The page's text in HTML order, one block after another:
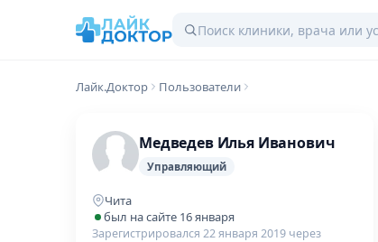
Лайк.Доктор Пользователи
Медведев Илья Иванович
Управляющий
Чита
был на сайте 16 января
Зарегистрировался 22 января 2019 через